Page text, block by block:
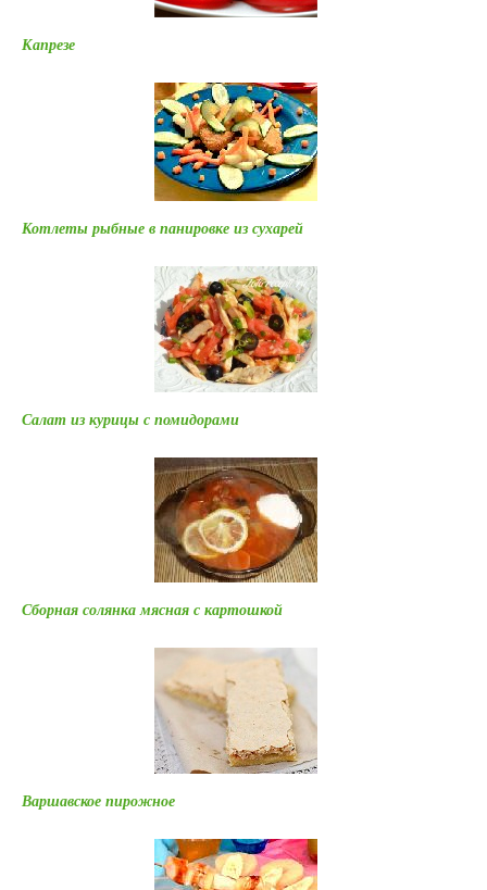
Капрезе
Котлеты рыбные в панировке из сухарей
Салат из курицы с помидорами
Сборная солянка мясная с картошкой
Варшавское пирожное